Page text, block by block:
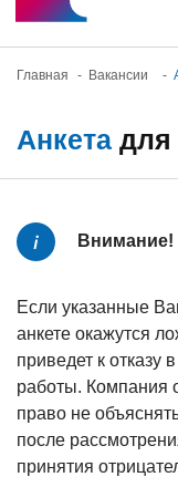
Главная Вакансии
- -
Анкета для
Внимание!
Если указанные
анкете окажутся
приведет к отказу
работы. Компания
право не
после
принятия